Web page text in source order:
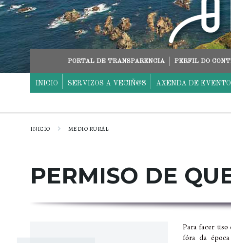
Skip
to
content
Skip
to
main
navigation
Skip
to
footer
PORTAL DE TRANSPARENCIA PERFIL DO
INICIO SERVIZOS A VECIÑ@S AXENDA DE
INICIO MEDIO RURAL
PERMISO DE
Para facer
fóra da